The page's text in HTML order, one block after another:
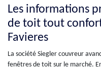
Les informations
de toit tout
Favieres
La société Siegler couvreur
fenêtres de toit sur le marché.